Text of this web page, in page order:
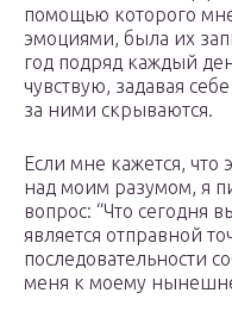
помощью которого
эмоциями, была их
год подряд каждый
чувствую, задавая
за ними скрываются.
Если мне кажется, что
над моим разумом, я
вопрос: “Что сегодня
является отправной
последовательности
меня к моему